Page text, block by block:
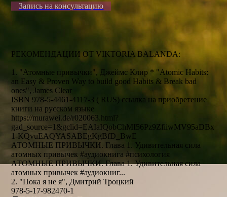
Запись на консультацию
РЕКОМЕНДАЦИИ ОТ VIKTORIA BALANDA:
1. "Атомные привычки", Джеймс Клир * "Atomic Habits:
an Easy & Proven Way to build good Habits & Break bad
ones", James Clear
ISBN 978-5-4461-4117-3 ( RUS) ссылка на приобретение
книги на русском языке
https://murawei.de/r020063.html?
gad_source=1&gclid=EAIaIQobChMI56Pz9ZfiiwMV95aDBx
1-KQvuEAQYASABEgKgBfD_BwE
АТОМНЫЕ ПРИВЫЧКИ. Глава 1. Удивительная сила
атомных привычек #аудиокнига #психология
АТОМНЫЕ ПРИВЫЧКИ. Глава 1. Удивительная сила
атомных привычек #аудиокниг...
2. "Пока я не я", Дмитрий Троцкий
978-5-17-982470-1